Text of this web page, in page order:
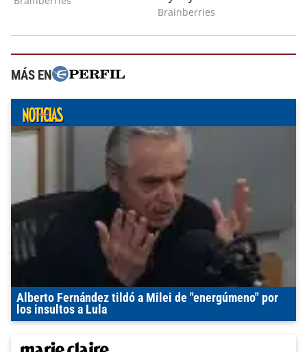
MÁS EN
Alberto Fernández tildó a Milei de "energúmeno" por
los insultos a Lula